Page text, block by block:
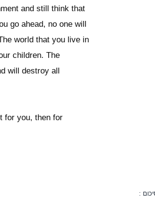
and still think that
go ahead, no one will
world that you live in
children. The
will destroy all
for you, then for
: